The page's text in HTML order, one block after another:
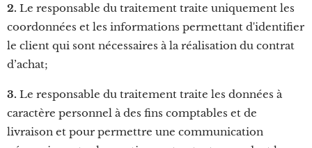
2. Le responsable du traitement traite uniquement les
coordonnées et les informations permettant d'identifier
le client qui sont nécessaires à la réalisation du contrat
d’achat;
3. Le responsable du traitement traite les données à
caractère personnel à des fins comptables et de
livraison et pour permettre une communication